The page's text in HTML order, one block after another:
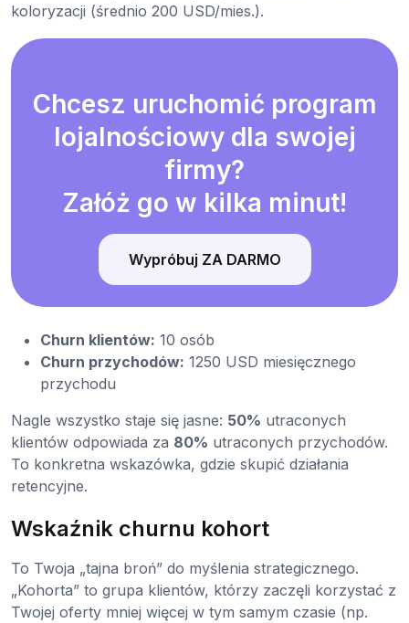
koloryzacji (średnio 200 USD/mies.).
Chcesz uruchomić program
lojalnościowy dla swojej
firmy?
Załóż go w kilka minut!
Wypróbuj ZA DARMO
Churn klientów: 10 osób
Churn przychodów: 1250 USD miesięcznego
przychodu
Nagle wszystko staje się jasne: 50% utraconych
klientów odpowiada za 80% utraconych przychodów.
To konkretna wskazówka, gdzie skupić działania
retencyjne.
Wskaźnik churnu kohort
To Twoja „tajna broń” do myślenia strategicznego.
„Kohorta” to grupa klientów, którzy zaczęli korzystać z
Twojej oferty mniej więcej w tym samym czasie (np.